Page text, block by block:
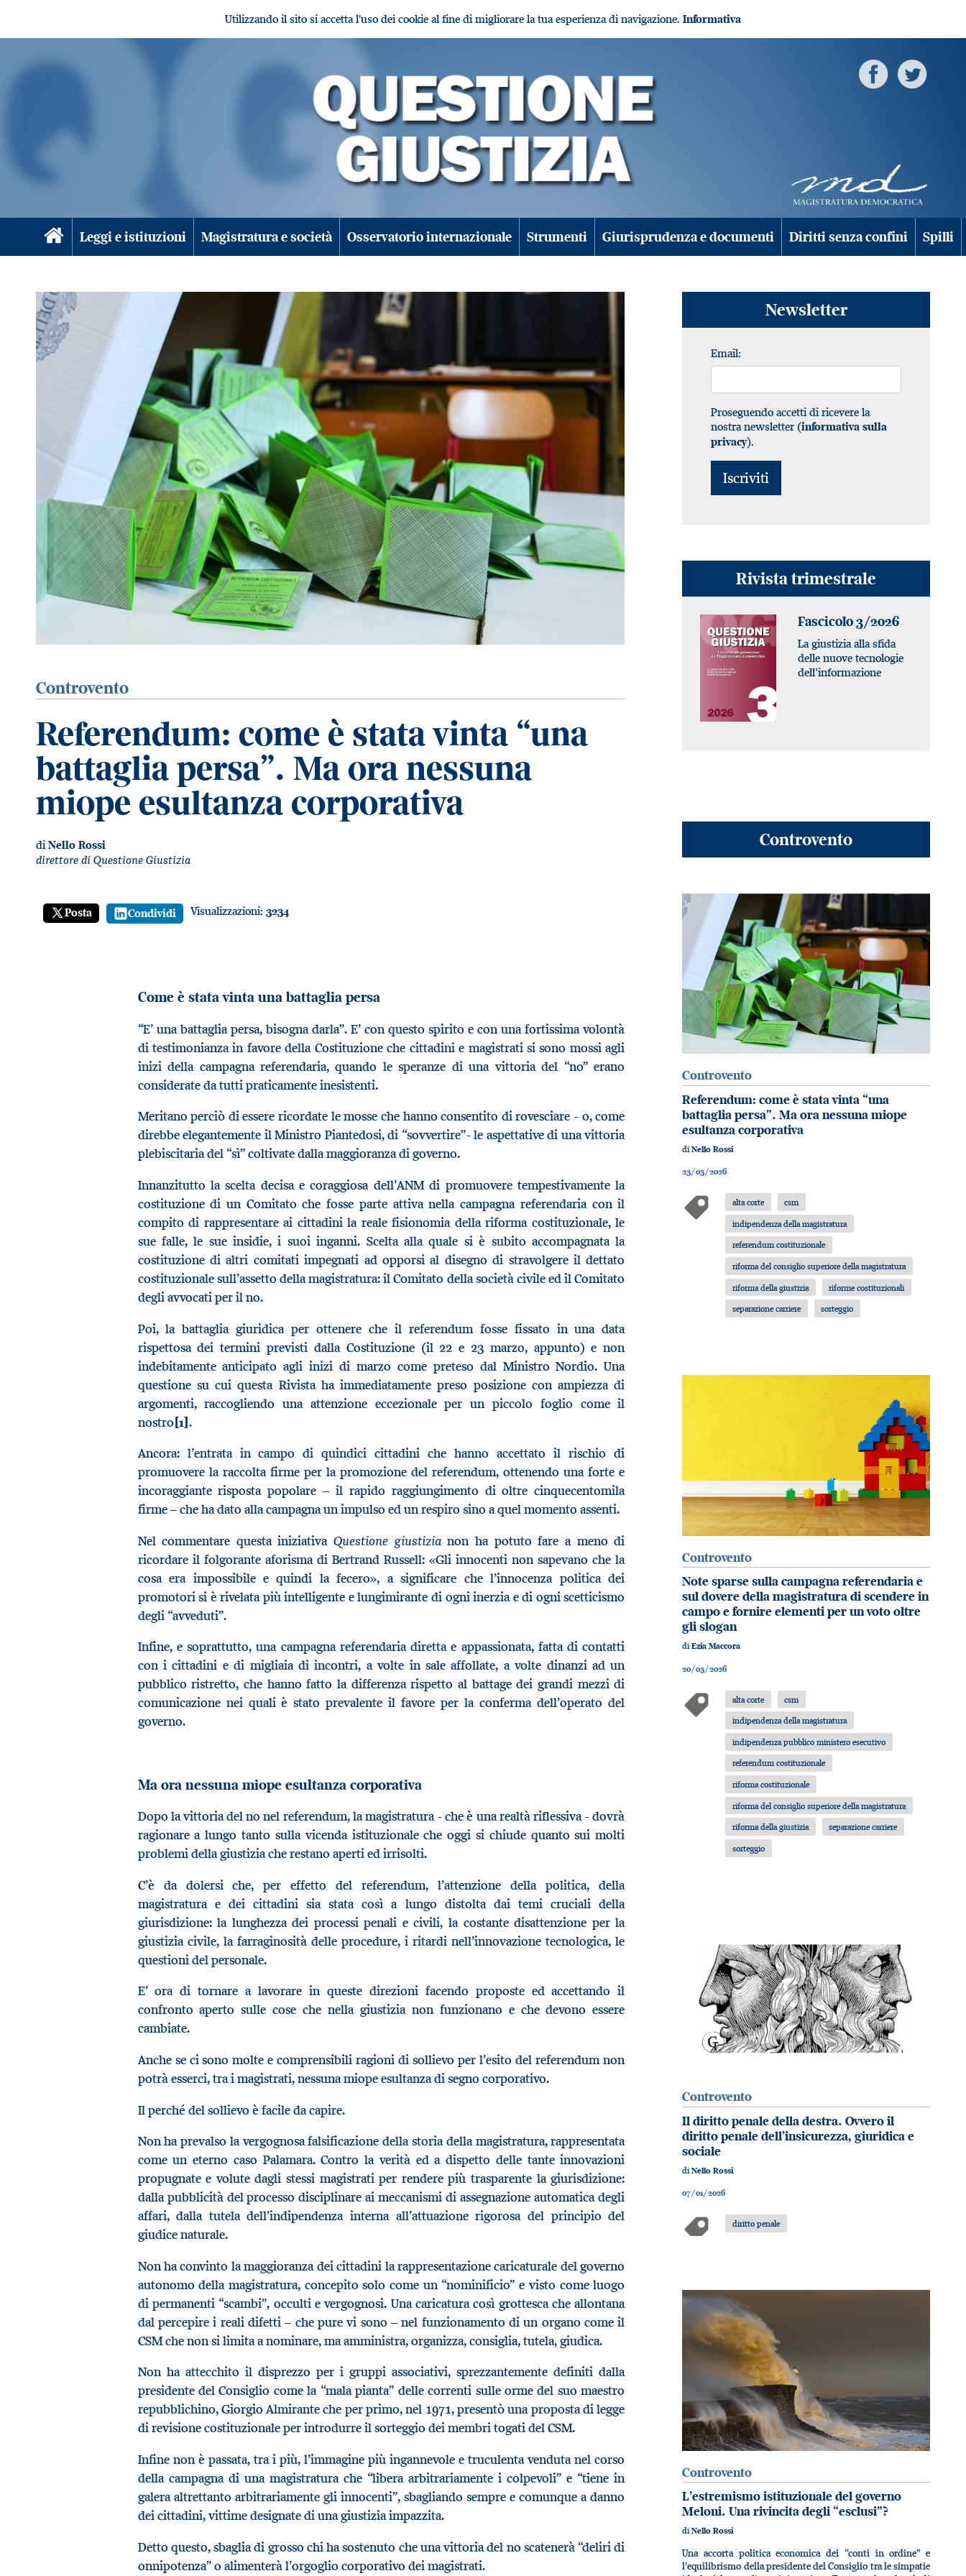
Utilizzando il sito si accetta l'uso dei cookie al fine di migliorare la tua esperienza di navigazione. Informativa
Leggi e istituzioni Magistratura e società Osservatorio internazionale Strumenti Giurisprudenza e documenti Diritti senza confini Spilli
Controvento
Referendum: come è stata vinta “una
battaglia persa”. Ma ora nessuna
miope esultanza corporativa
di Nello Rossi
direttore di Questione Giustizia
Posta Condividi Visualizzazioni: 3234
Come è stata vinta una battaglia persa
“E’ una battaglia persa, bisogna darla”. E’ con questo spirito e con una fortissima volontà
di testimonianza in favore della Costituzione che cittadini e magistrati si sono mossi agli
inizi della campagna referendaria, quando le speranze di una vittoria del “no” erano
considerate da tutti praticamente inesistenti.
Meritano perciò di essere ricordate le mosse che hanno consentito di rovesciare - o, come
direbbe elegantemente il Ministro Piantedosi, di “sovvertire”- le aspettative di una vittoria
plebiscitaria del “sì” coltivate dalla maggioranza di governo.
Innanzitutto la scelta decisa e coraggiosa dell’ANM di promuovere tempestivamente la
costituzione di un Comitato che fosse parte attiva nella campagna referendaria con il
compito di rappresentare ai cittadini la reale fisionomia della riforma costituzionale, le
sue falle, le sue insidie, i suoi inganni. Scelta alla quale si è subito accompagnata la
costituzione di altri comitati impegnati ad opporsi al disegno di stravolgere il dettato
costituzionale sull’assetto della magistratura: il Comitato della società civile ed il Comitato
degli avvocati per il no.
Poi, la battaglia giuridica per ottenere che il referendum fosse fissato in una data
rispettosa dei termini previsti dalla Costituzione (il 22 e 23 marzo, appunto) e non
indebitamente anticipato agli inizi di marzo come preteso dal Ministro Nordio. Una
questione su cui questa Rivista ha immediatamente preso posizione con ampiezza di
argomenti, raccogliendo una attenzione eccezionale per un piccolo foglio come il
nostro[1].
Ancora: l’entrata in campo di quindici cittadini che hanno accettato il rischio di
promuovere la raccolta firme per la promozione del referendum, ottenendo una forte e
incoraggiante risposta popolare – il rapido raggiungimento di oltre cinquecentomila
firme – che ha dato alla campagna un impulso ed un respiro sino a quel momento assenti.
Nel commentare questa iniziativaQuestione giustizianon ha potuto fare a meno di
ricordare il folgorante aforisma di Bertrand Russell: «Gli innocenti non sapevano che la
cosa era impossibile e quindi la fecero», a significare che l’innocenza politica dei
promotori si è rivelata più intelligente e lungimirante di ogni inerzia e di ogni scetticismo
degli “avveduti”.
Infine, e soprattutto, una campagna referendaria diretta e appassionata, fatta di contatti
con i cittadini e di migliaia di incontri, a volte in sale affollate, a volte dinanzi ad un
pubblico ristretto, che hanno fatto la differenza rispetto al battage dei grandi mezzi di
comunicazione nei quali è stato prevalente il favore per la conferma dell’operato del
governo.
Ma ora nessuna miope esultanza corporativa
Dopo la vittoria del no nel referendum, la magistratura - che è una realtà riflessiva - dovrà
ragionare a lungo tanto sulla vicenda istituzionale che oggi si chiude quanto sui molti
problemi della giustizia che restano aperti ed irrisolti.
C’è da dolersi che, per effetto del referendum, l’attenzione della politica, della
magistratura e dei cittadini sia stata così a lungo distolta dai temi cruciali della
giurisdizione: la lunghezza dei processi penali e civili, la costante disattenzione per la
giustizia civile, la farraginosità delle procedure, i ritardi nell’innovazione tecnologica, le
questioni del personale.
E’ ora di tornare a lavorare in queste direzioni facendo proposte ed accettando il
confronto aperto sulle cose che nella giustizia non funzionano e che devono essere
cambiate.
Anche se ci sono molte e comprensibili ragioni di sollievo per l’esito del referendum non
potrà esserci, tra i magistrati, nessuna miope esultanza di segno corporativo.
Il perché del sollievo è facile da capire.
Non ha prevalso la vergognosa falsificazione della storia della magistratura, rappresentata
come un eterno caso Palamara. Contro la verità ed a dispetto delle tante innovazioni
propugnate e volute dagli stessi magistrati per rendere più trasparente la giurisdizione:
dalla pubblicità del processo disciplinare ai meccanismi di assegnazione automatica degli
affari, dalla tutela dell’indipendenza interna all’attuazione rigorosa del principio del
giudice naturale.
Non ha convinto la maggioranza dei cittadini la rappresentazione caricaturale del governo
autonomo della magistratura, concepito solo come un “nominificio” e visto come luogo
di permanenti “scambi”, occulti e vergognosi. Una caricatura così grottesca che allontana
dal percepire i reali difetti – che pure vi sono – nel funzionamento di un organo come il
CSM che non si limita a nominare, ma amministra, organizza, consiglia, tutela, giudica.
Non ha attecchito il disprezzo per i gruppi associativi, sprezzantemente definiti dalla
presidente del Consiglio come la “mala pianta” delle correnti sulle orme del suo maestro
repubblichino, Giorgio Almirante che per primo, nel 1971, presentò una proposta di legge
di revisione costituzionale per introdurre il sorteggio dei membri togati del CSM.
Infine non è passata, tra i più, l’immagine più ingannevole e truculenta venduta nel corso
della campagna di una magistratura che “libera arbitrariamente i colpevoli” e “tiene in
galera altrettanto arbitrariamente gli innocenti”, sbagliando sempre e comunque a danno
dei cittadini, vittime designate di una giustizia impazzita.
Detto questo, sbaglia di grosso chi ha sostenuto che una vittoria del no scatenerà “deliri di
onnipotenza” o alimenterà l’orgoglio corporativo dei magistrati.
Newsletter
Email:
Proseguendo accetti di ricevere la
nostra newsletter (informativa sulla
privacy).
Rivista trimestrale
Fascicolo 3/2026
La giustizia alla sfida
delle nuove tecnologie
dell’informazione
Controvento
Controvento
Referendum: come è stata vinta “una
battaglia persa”. Ma ora nessuna miope
esultanza corporativa
diNello Rossi
23/03/2026
alta corte
csm
indipendenza della magistratura
referendum costituzionale
riforma del consiglio superiore della magistratura
riforma della giustizia
riforme costituzionali
separazione carriere
sorteggio
Controvento
Note sparse sulla campagna referendaria e
sul dovere della magistratura di scendere in
campo e fornire elementi per un voto oltre
gli slogan
diEzia Maccora
20/03/2026
alta corte
csm
indipendenza della magistratura
indipendenza pubblico ministero esecutivo
referendum costituzionale
riforma costituzionale
riforma del consiglio superiore della magistratura
riforma della giustizia
separazione carriere
sorteggio
Controvento
Il diritto penale della destra. Ovvero il
diritto penale dell’insicurezza, giuridica e
sociale
diNello Rossi
07/01/2026
diritto penale
Controvento
L’estremismo istituzionale del governo
Meloni. Una rivincita degli “esclusi”?
diNello Rossi
Una accorta politica economica dei “conti in ordine” e
l’equilibrismo della presidente del Consiglio tra le simpatie